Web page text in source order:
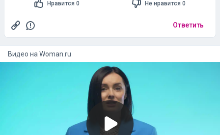
Нравится 0 Не нравится 0
Ответить
Видео на woman.ru